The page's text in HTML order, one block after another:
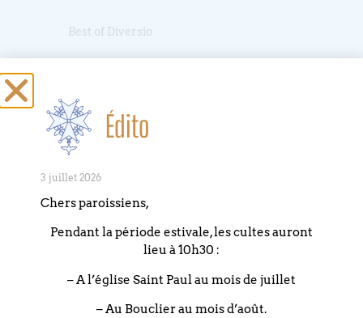
Best of Diversio
content/uploads/2025/01/Programme-
papier-Best-Of-2_V3.pdf".
PARTAGEZ CET
Édito
3 juillet 2026
Chers paroissiens,
Pendant la période estivale, les cultes auront
lieu à 10h30 :
– A l’église Saint Paul au mois de juillet
– Au Bouclier au mois d’août.